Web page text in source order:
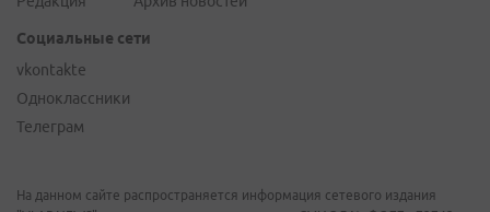
Социальные сети
vkontakte
Одноклассники
Телеграм
На данном сайте распространяется информация сетевого издания